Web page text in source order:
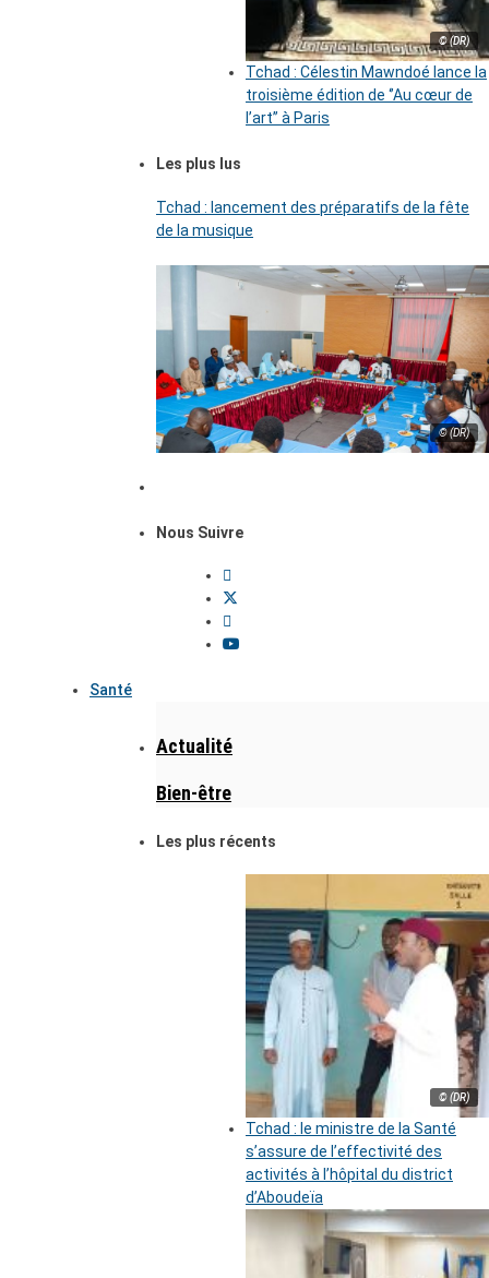
© (DR)
Tchad : Célestin Mawndoé lance la
troisième édition de ‘’Au cœur de
l’art’’ à Paris
Les plus lus
Tchad : lancement des préparatifs de la fête
de la musique
© (DR)
Nous Suivre
Santé
Actualité
Bien-être
Les plus récents
© (DR)
Tchad : le ministre de la Santé
s’assure de l’effectivité des
activités à l’hôpital du district
d’Aboudeïa